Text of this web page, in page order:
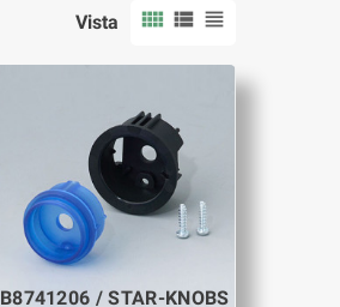
Vista   
B8741206 / STAR-KNOBS